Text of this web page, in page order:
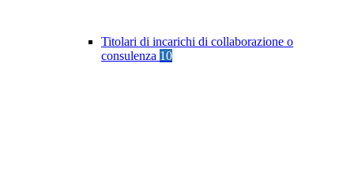
Titolari di incarichi di collaborazione o
consulenza 10